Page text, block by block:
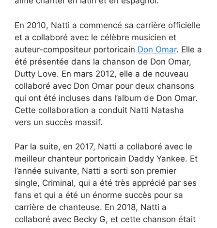
En 2010, Natti a commencé sa carrière officielle
et a collaboré avec le célèbre musicien et
auteur-compositeur portoricain Don Omar. Elle a
été présentée dans la chanson de Don Omar,
Dutty Love. En mars 2012, elle a de nouveau
collaboré avec Don Omar pour deux chansons
qui ont été incluses dans l’album de Don Omar.
Cette collaboration a conduit Natti Natasha
vers un succès massif.
Par la suite, en 2017, Natti a collaboré avec le
meilleur chanteur portoricain Daddy Yankee. Et
l’année suivante, Natti a sorti son premier
single, Criminal, qui a été très apprécié par ses
fans et qui a été un énorme succès pour sa
carrière de chanteuse. En 2018, Natti a
collaboré avec Becky G, et cette chanson était